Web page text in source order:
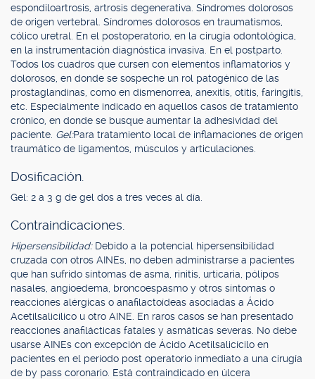
espondiloartrosis, artrosis degenerativa. Síndromes dolorosos
de origen vertebral. Síndromes dolorosos en traumatismos,
cólico uretral. En el postoperatorio, en la cirugía odontológica,
en la instrumentación diagnóstica invasiva. En el postparto.
Todos los cuadros que cursen con elementos inflamatorios y
dolorosos, en donde se sospeche un rol patogénico de las
prostaglandinas, como en dismenorrea, anexitis, otitis, faringitis,
etc. Especialmente indicado en aquellos casos de tratamiento
crónico, en donde se busque aumentar la adhesividad del
paciente. Gel:Para tratamiento local de inflamaciones de origen
traumático de ligamentos, músculos y articulaciones.
Dosificación.
Gel: 2 a 3 g de gel dos a tres veces al día.
Contraindicaciones.
Hipersensibilidad: Debido a la potencial hipersensibilidad
cruzada con otros AINEs, no deben administrarse a pacientes
que han sufrido síntomas de asma, rinitis, urticaria, pólipos
nasales, angioedema, broncoespasmo y otros síntomas o
reacciones alérgicas o anafilactoídeas asociadas a Ácido
Acetilsalicílico u otro AINE. En raros casos se han presentado
reacciones anafilácticas fatales y asmáticas severas. No debe
usarse AINEs con excepción de Ácido Acetilsalicícilo en
pacientes en el período post operatorio inmediato a una cirugía
de by pass coronario. Está contraindicado en úlcera